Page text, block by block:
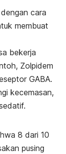
cara
membuat
bekerja
Zolpidem
GABA.
kecemasan,
8 dari 10
pusing